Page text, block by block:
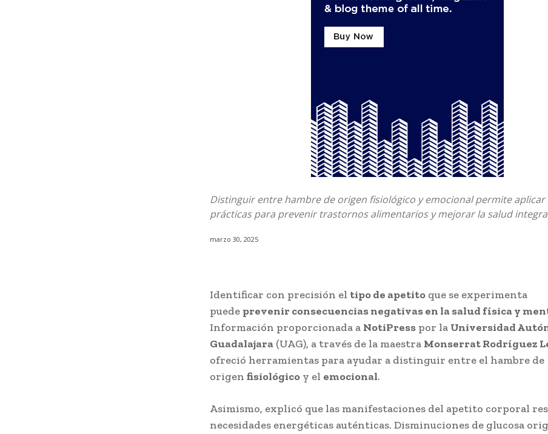
Distinguir entre hambre de origen fisiológico y emocional permite aplicar
prácticas para prevenir trastornos alimentarios y mejorar la salud
marzo 30, 2025
Identificar con precisión el tipo de apetito que se experimenta
puede prevenir consecuencias negativas en la salud física y
Información proporcionada a NotiPress por la Universidad
Guadalajara (UAG), a través de la maestra Monserrat Rodríguez
ofreció herramientas para ayudar a distinguir entre el hambre de
origen fisiológico y el emocional.
Asimismo, explicó que las manifestaciones del apetito corporal
necesidades energéticas auténticas. Disminuciones de glucosa